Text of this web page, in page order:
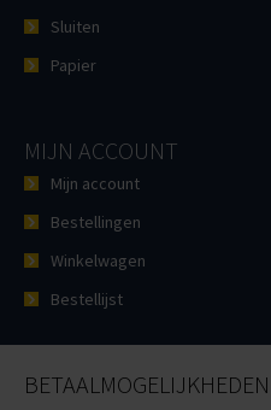
Sluiten
Papier
MIJN ACCOUNT
Mijn account
Bestellingen
Winkelwagen
Bestellijst
BETAALMOGELIJKHEDEN